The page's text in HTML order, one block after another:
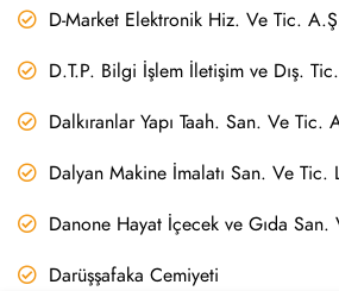
D-Market Elektronik Hiz. Ve Tic.
D.T.P. Bilgi İşlem İletişim ve Dış.
Dalkıranlar Yapı Taah. San. Ve Tic.
Dalyan Makine İmalatı San. Ve Tic.
Danone Hayat İçecek ve Gıda
Darüşşafaka Cemiyeti